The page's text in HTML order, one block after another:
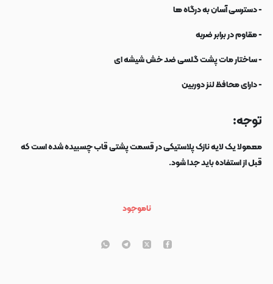
- دسترسی آسان به درگاه ها
- مقاوم در برابر ضربه
- ساختار مات پشت گلسی ضد خش شیشه ای
- دارای محافظ لنز دوربین
توجه:
معمولا یک لایه نازک پلاستیکی در قسمت پشتی قاب چسبیده شده است که
قبل از استفاده باید جدا شود.
ناموجود